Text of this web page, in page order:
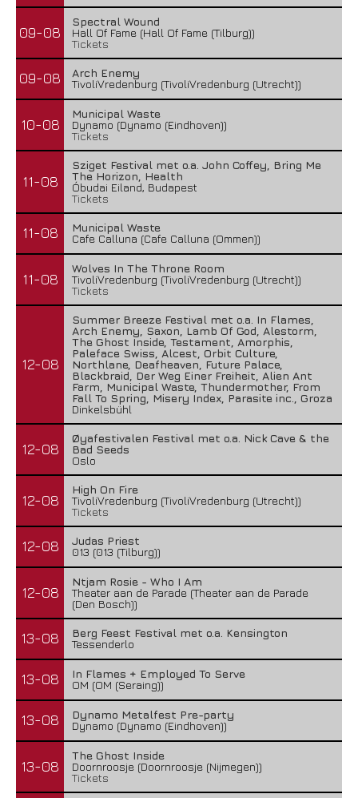
09-08
Spectral Wound
Hall Of Fame (Hall Of Fame (Tilburg))
Tickets
09-08
Arch Enemy
TivoliVredenburg (TivoliVredenburg (Utrecht))
10-08
Municipal Waste
Dynamo (Dynamo (Eindhoven))
Tickets
11-08
Sziget Festival met o.a. John Coffey, Bring Me
The Horizon, Health
Óbudai Eiland, Budapest
Tickets
11-08
Municipal Waste
Cafe Calluna (Cafe Calluna (Ommen))
11-08
Wolves In The Throne Room
TivoliVredenburg (TivoliVredenburg (Utrecht))
Tickets
12-08
Summer Breeze Festival met o.a. In Flames,
Arch Enemy, Saxon, Lamb Of God, Alestorm,
The Ghost Inside, Testament, Amorphis,
Paleface Swiss, Alcest, Orbit Culture,
Northlane, Deafheaven, Future Palace,
Blackbraid, Der Weg Einer Freiheit, Alien Ant
Farm, Municipal Waste, Thundermother, From
Fall To Spring, Misery Index, Parasite inc., Groza
Dinkelsbühl
12-08
Øyafestivalen Festival met o.a. Nick Cave & the
Bad Seeds
Oslo
12-08
High On Fire
TivoliVredenburg (TivoliVredenburg (Utrecht))
Tickets
12-08
Judas Priest
013 (013 (Tilburg))
12-08
Ntjam Rosie - Who I Am
Theater aan de Parade (Theater aan de Parade
(Den Bosch))
13-08
Berg Feest Festival met o.a. Kensington
Tessenderlo
13-08
In Flames + Employed To Serve
OM (OM (Seraing))
13-08
Dynamo Metalfest Pre-party
Dynamo (Dynamo (Eindhoven))
13-08
The Ghost Inside
Doornroosje (Doornroosje (Nijmegen))
Tickets